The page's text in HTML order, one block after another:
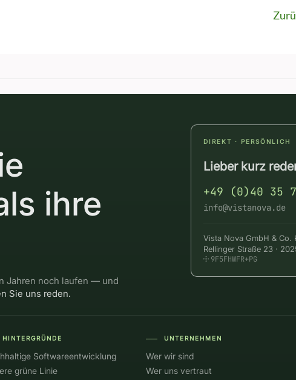
ihre
Jahren noch laufen — und
Sie uns reden.
DIREKT · PERSÖNLICH
Lieber kurz
+49 (0)40 35
info@vistanova.de
Vista Nova GmbH & Co.
Rellinger Straße 23 ·
9F5FHWFR+PG
HINTERGRÜNDE
Softwareentwicklung
grüne Linie
―― UNTERNEHMEN
Wer wir sind
Wer uns vertraut